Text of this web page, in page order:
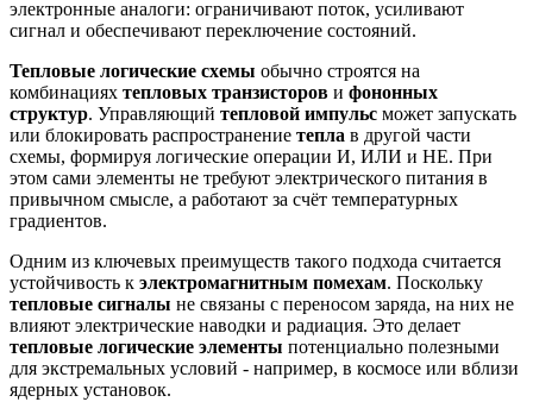
электронные аналоги: ограничивают поток, усиливают
сигнал и обеспечивают переключение состояний.
Тепловые логические схемы обычно строятся на
комбинациях тепловых транзисторов и фононных
структур. Управляющий тепловой импульс может запускать
или блокировать распространение тепла в другой части
схемы, формируя логические операции И, ИЛИ и НЕ. При
этом сами элементы не требуют электрического питания в
привычном смысле, а работают за счёт температурных
градиентов.
Одним из ключевых преимуществ такого подхода считается
устойчивость к электромагнитным помехам. Поскольку
тепловые сигналы не связаны с переносом заряда, на них не
влияют электрические наводки и радиация. Это делает
тепловые логические элементы потенциально полезными
для экстремальных условий - например, в космосе или вблизи
ядерных установок.